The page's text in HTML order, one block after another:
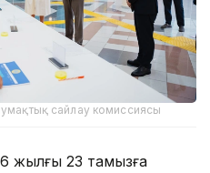
сайлау комиссиясы
жылғы 23 тамызға